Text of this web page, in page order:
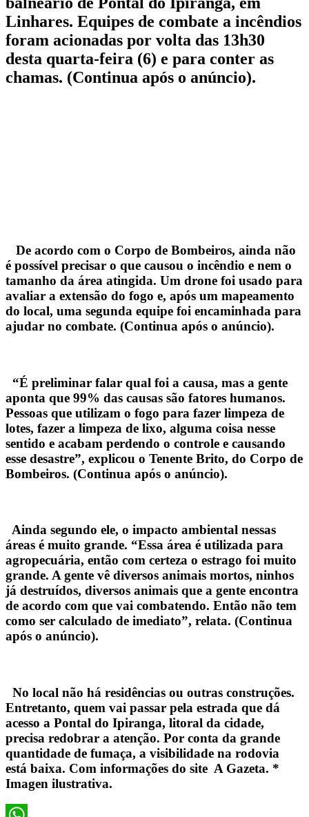
Linhares. Equipes de combate a incêndios
foram acionadas por volta das 13h30
desta quarta-feira (6) e para conter as
chamas. (Continua após o anúncio).
De acordo com o Corpo de Bombeiros, ainda não
é possível precisar o que causou o incêndio e nem o
tamanho da área atingida. Um drone foi usado para
avaliar a extensão do fogo e, após um mapeamento
do local, uma segunda equipe foi encaminhada para
ajudar no combate. (Continua após o anúncio).
“É preliminar falar qual foi a causa, mas a gente
aponta que 99% das causas são fatores humanos.
Pessoas que utilizam o fogo para fazer limpeza de
lotes, fazer a limpeza de lixo, alguma coisa nesse
sentido e acabam perdendo o controle e causando
esse desastre”, explicou o Tenente Brito, do Corpo de
Bombeiros. (Continua após o anúncio).
Ainda segundo ele, o impacto ambiental nessas
áreas é muito grande. “Essa área é utilizada para
agropecuária, então com certeza o estrago foi muito
grande. A gente vê diversos animais mortos, ninhos
já destruídos, diversos animais que a gente encontra
de acordo com que vai combatendo. Então não tem
como ser calculado de imediato”, relata. (Continua
após o anúncio).
No local não há residências ou outras construções.
Entretanto, quem vai passar pela estrada que dá
acesso a Pontal do Ipiranga, litoral da cidade,
precisa redobrar a atenção. Por conta da grande
quantidade de fumaça, a visibilidade na rodovia
está baixa. Com informações do site A Gazeta. *
Imagen ilustrativa.